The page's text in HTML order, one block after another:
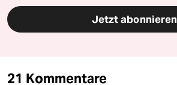
Jetzt abonnieren
21 Kommentare